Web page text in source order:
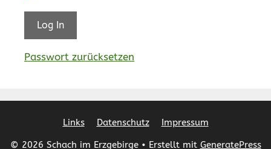
Passwort zurücksetzen
Links Datenschutz Impressum
© 2026 Schach im Erzgebirge• Erstellt mit GeneratePress